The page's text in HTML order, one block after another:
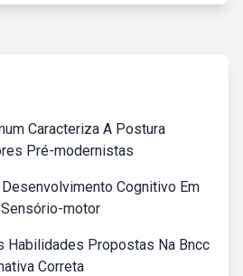
Caracteriza A Postura
Pré-modernistas
Cognitivo Em
motor
Habilidades Propostas Na Bncc
Correta